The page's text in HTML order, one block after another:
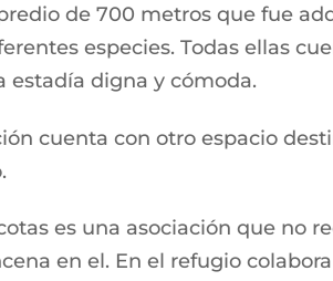
de 700 metros que fue
especies. Todas ellas
estadía digna y cómoda.
cuenta con otro espacio
es una asociación que no
en el. En el refugio